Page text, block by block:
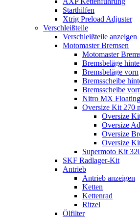
Starthilfen
Xtrig Preload Adjuster
Verschleißteile
Verschleißteile anzeigen
Motomaster Bremsen
Motomaster
Bremsbeläge
Bremsbeläge vorn
Bremsscheibe
Bremsscheibe
Nitro MX
Oversize Kit 270
Oversize
Oversize
Oversize
Oversize
Supermoto Kit
SKF Radlager-Kit
Antrieb
Antrieb anzeigen
Ketten
Kettenrad
Ritzel
Ölfilter